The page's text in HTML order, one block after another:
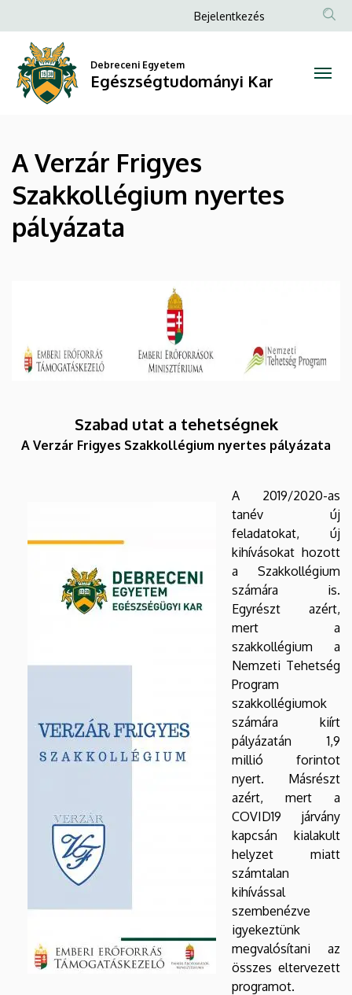
Verzár
Frigyes
Szakkollégium
pályázata
Egészségtudományi
a
tartalomra
Anonim
menüje
Bejelentkezés
Debreceni Egyetem
Egészségtudományi Kar
A Verzár Frigyes
Szakkollégium nyertes
pályázata
Szabad utat a tehetségnek
A Verzár Frigyes Szakkollégium nyertes pályázata
A 2019/2020-as
tanév új
feladatokat, új
kihívásokat hozott
a Szakkollégium
számára is.
Egyrészt azért,
mert a
szakkollégium a
Nemzeti Tehetség
Program
szakkollégiumok
számára kiírt
pályázatán 1,9
millió forintot
nyert. Másrészt
azért, mert a
COVID19 járvány
kapcsán kialakult
helyzet miatt
számtalan
kihívással
szembenézve
igyekeztünk
megvalósítani az
összes eltervezett
programot.